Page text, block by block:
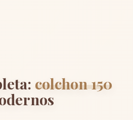
colchon 150